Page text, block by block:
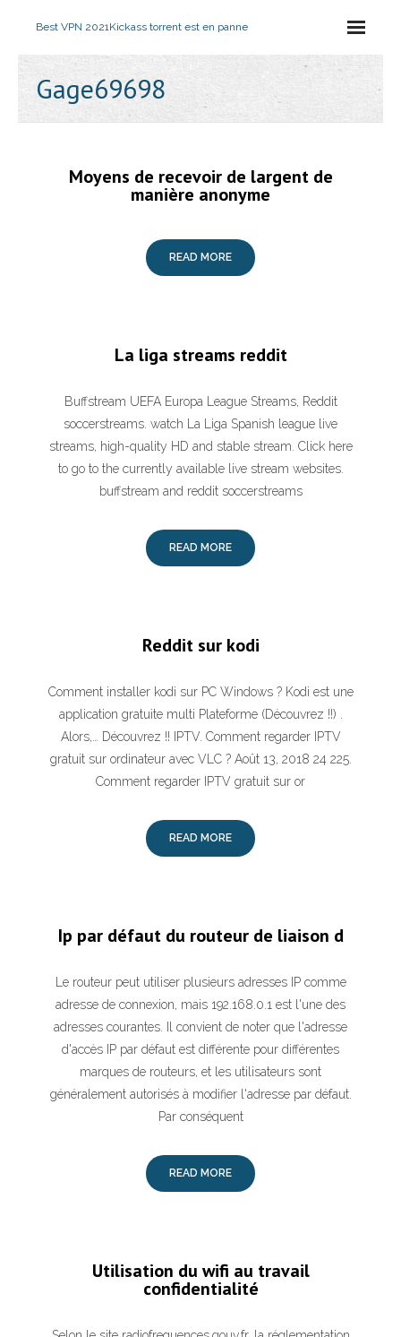
Best VPN 2021Kickass torrent est en panne
Gage69698
Moyens de recevoir de largent de
manière anonyme
READ MORE
La liga streams reddit
Buffstream UEFA Europa League Streams, Reddit
soccerstreams. watch La Liga Spanish league live
streams, high-quality HD and stable stream. Click here
to go to the currently available live stream websites.
buffstream and reddit soccerstreams
READ MORE
Reddit sur kodi
Comment installer kodi sur PC Windows ? Kodi est une
application gratuite multi Plateforme (Découvrez !!) .
Alors,… Découvrez !! IPTV. Comment regarder IPTV
gratuit sur ordinateur avec VLC ? Août 13, 2018 24 225.
Comment regarder IPTV gratuit sur or
READ MORE
Ip par défaut du routeur de liaison d
Le routeur peut utiliser plusieurs adresses IP comme
adresse de connexion, mais 192.168.0.1 est l'une des
adresses courantes. Il convient de noter que l'adresse
d'accès IP par défaut est différente pour différentes
marques de routeurs, et les utilisateurs sont
généralement autorisés à modifier l'adresse par défaut.
Par conséquent
READ MORE
Utilisation du wifi au travail
confidentialité